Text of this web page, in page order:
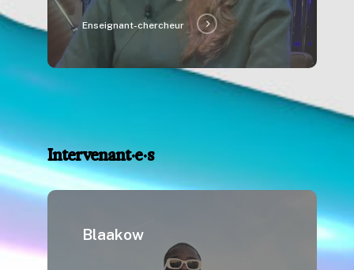
Enseignant-chercheur
Intervenant·e·s
Blaakow